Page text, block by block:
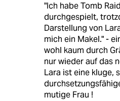
"Ich habe Tomb
durchgespielt,
Darstellung von
mich ein Makel." -
wohl kaum durch
nur wieder auf das
Lara ist eine kluge,
mutige Frau !